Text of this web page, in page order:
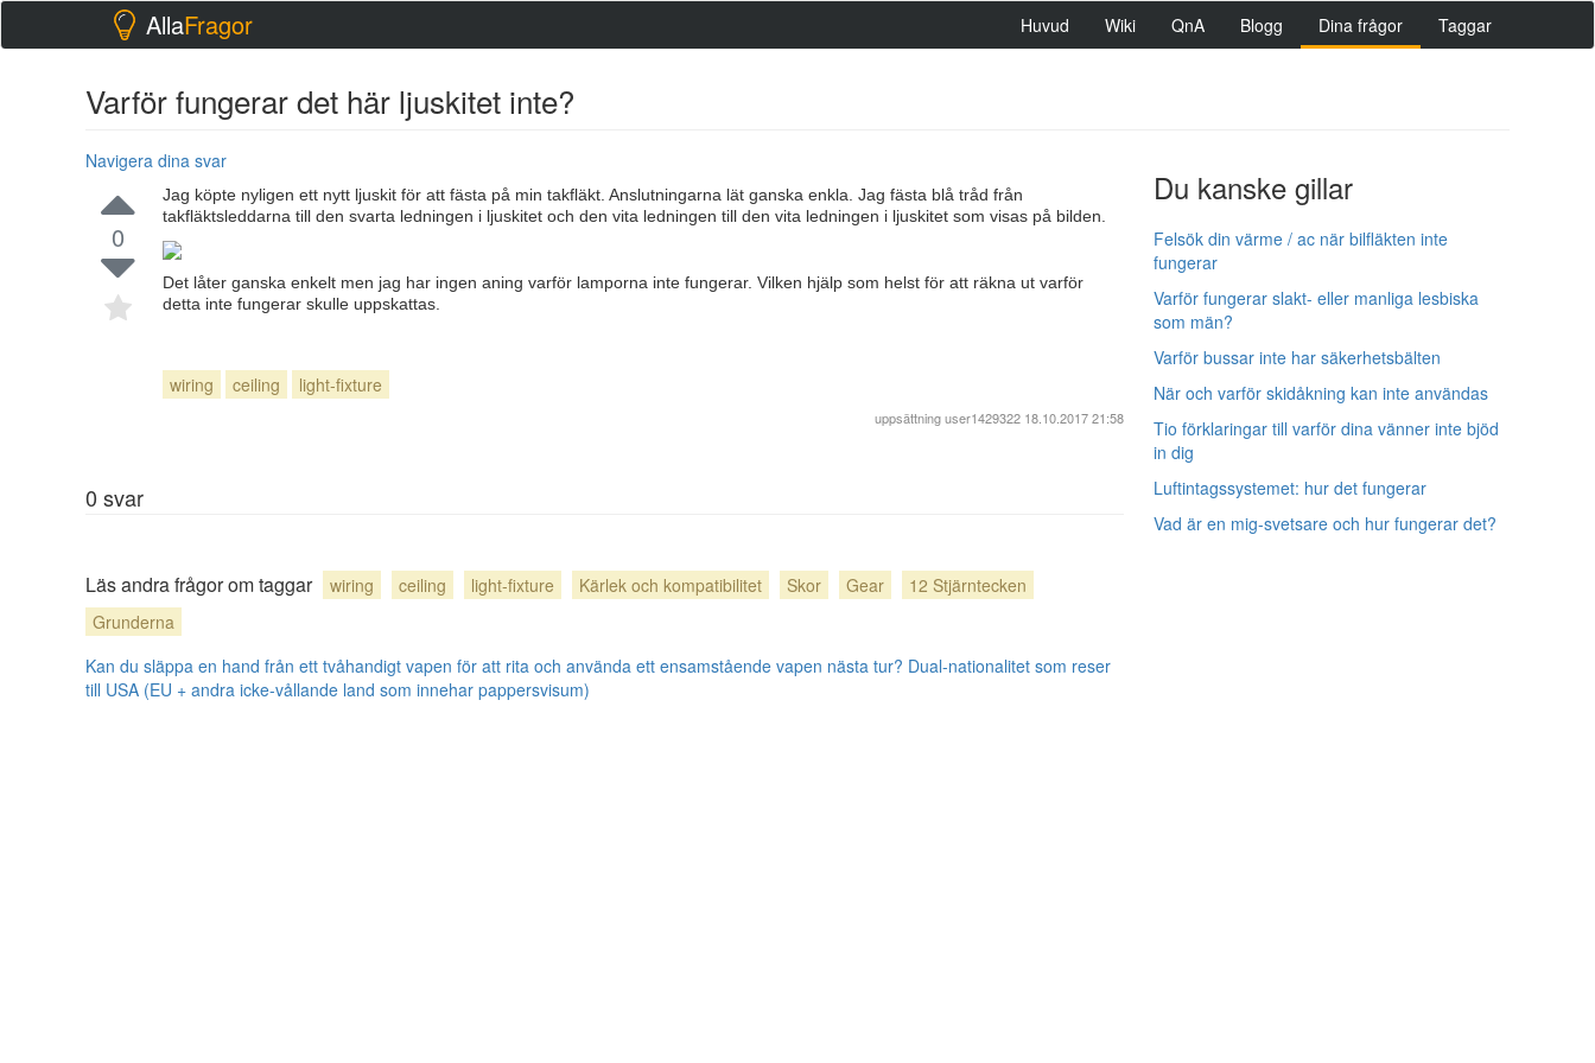
AllaFragor Huvud Wiki QnA Blogg Dina frågor Taggar
Varför fungerar det här ljuskitet inte?
Navigera dina svar
Du kanske gillar
Felsök din värme / ac när bilfläkten inte
fungerar
Varför fungerar slakt- eller manliga lesbiska
som män?
Varför bussar inte har säkerhetsbälten
När och varför skidåkning kan inte användas
Tio förklaringar till varför dina vänner inte bjöd
in dig
Luftintagssystemet: hur det fungerar
Vad är en mig-svetsare och hur fungerar det?
0
Jag köpte nyligen ett nytt ljuskit för att fästa på min takfläkt. Anslutningarna lät ganska enkla. Jag fästa blå tråd från
takfläktsleddarna till den svarta ledningen i ljuskitet och den vita ledningen till den vita ledningen i ljuskitet som visas på bilden.
Det låter ganska enkelt men jag har ingen aning varför lamporna inte fungerar. Vilken hjälp som helst för att räkna ut varför
detta inte fungerar skulle uppskattas.
wiring ceiling light-fixture
uppsättninguser1429322 18.10.2017 21:58
0 svar
Läs andra frågor om taggar wiring ceiling light-fixture Kärlek och kompatibilitet Skor Gear
12 Stjärntecken
Grunderna
Kan du släppa en hand från ett tvåhandigt vapen för att rita och använda ett ensamstående vapen nästa tur? Dual-nationalitet som reser
till USA (EU + andra icke-vållande land som innehar pappersvisum)